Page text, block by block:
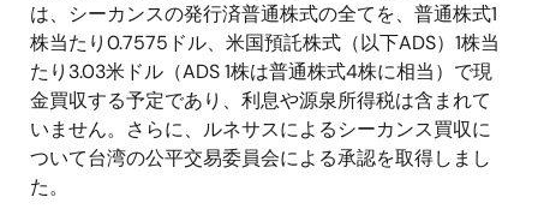
は、シーカンスの発行済普通株式の全てを、普通株式1
株当たり0.7575 ドル、米国預託株式（以下ADS） 1株当
たり 3.03米ドル（ADS 1株は普通株式4株に相当）で現
金買収する予定であり、利息や源泉所得税は含まれて
いません。さらに、ルネサスによるシーカンス買収に
ついて台湾の公平交易委員会による承認を取得しまし
た。